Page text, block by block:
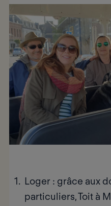
Loger : grâce aux
particuliers, Toit à